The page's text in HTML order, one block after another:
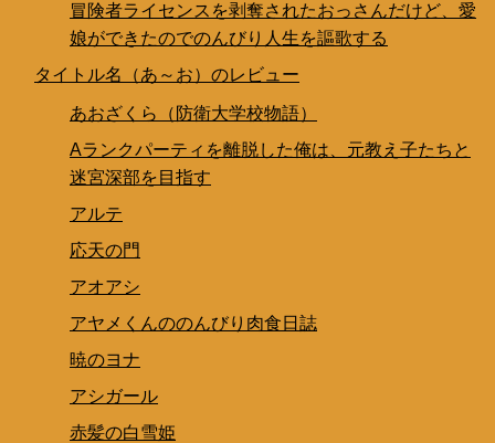
冒険者ライセンスを剥奪されたおっさんだけど、愛
娘ができたのでのんびり人生を謳歌する
タイトル名（あ～お）のレビュー
あおざくら（防衛大学校物語）
Aランクパーティを離脱した俺は、元教え子たちと
迷宮深部を目指す
アルテ
応天の門
アオアシ
アヤメくんののんびり肉食日誌
暁のヨナ
アシガール
赤髪の白雪姫